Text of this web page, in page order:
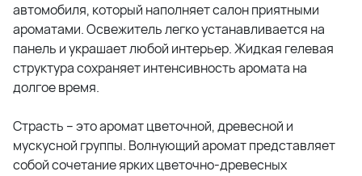
автомобиля, который наполняет салон приятными
ароматами. Освежитель легко устанавливается на
панель и украшает любой интерьер. Жидкая гелевая
структура сохраняет интенсивность аромата на
долгое время.
Страсть – это аромат цветочной, древесной и
мускусной группы. Волнующий аромат представляет
собой сочетание ярких цветочно-древесных